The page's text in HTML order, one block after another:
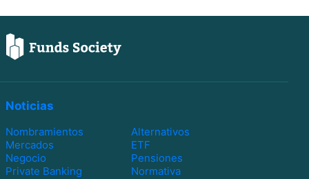
Noticias
Nombramientos
Alternativos
Mercados
ETF
Negocio
Pensiones
Private Banking
Normativa